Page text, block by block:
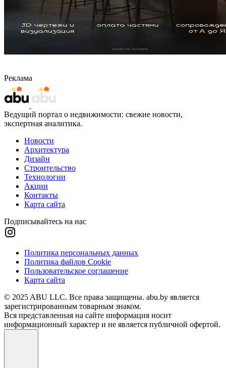
Реклама
Ведущий портал о недвижимости: свежие новости,
экспертная аналитика.
Новости
Архитектура
Дизайн
Строительство
Технологии
Акции
Контакты
Карта сайта
Подписывайтесь на нас
Политика персональных данных
Политика файлов Cookie
Пользовательское соглашение
Карта сайта
© 2025 ABU LLC. Все права защищены. abu.by является
зарегистрированным товарным знаком.
Вся представленная на сайте информация носит
информационный характер и не является публичной офертой.